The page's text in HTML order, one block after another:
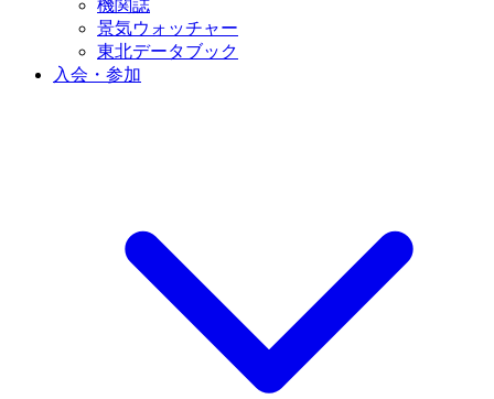
機関誌
景気ウォッチャー
東北データブック
入会・参加